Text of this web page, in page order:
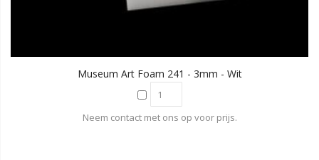
Museum Art Foam 241 - 3mm - Wit
Neem contact met ons op voor prijs.